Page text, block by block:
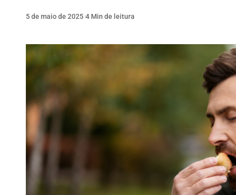
5 de maio de 2025 4 Min de leitura